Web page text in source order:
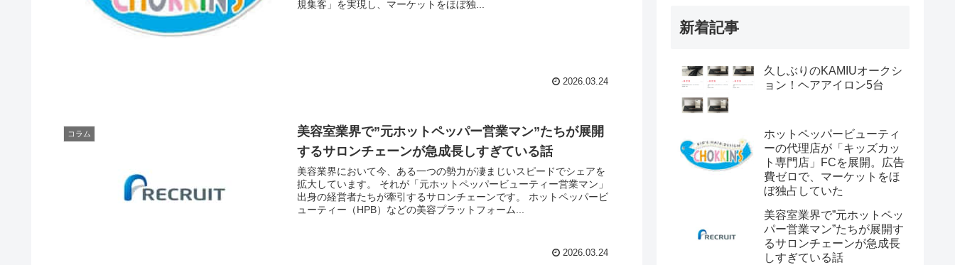
規集客」を実現し、マーケットをほぼ独...
2026.03.24
コラム
美容室業界で”元ホットペッパー営業マン”たちが展開
するサロンチェーンが急成長しすぎている話
美容業界において今、ある一つの勢力が凄まじいスピードでシェアを
拡大しています。 それが「元ホットペッパービューティー営業マン」
出身の経営者たちが牽引するサロンチェーンです。 ホットペッパービ
ューティー（HPB）などの美容プラットフォーム...
2026.03.24
新着記事
久しぶりのKAMIUオークシ
ョン！ヘアアイロン5台
ホットペッパービューティ
ーの代理店が「キッズカッ
ト専門店」FCを展開。広告
費ゼロで、マーケットをほ
ぼ独占していた
美容室業界で”元ホットペッ
パー営業マン”たちが展開す
るサロンチェーンが急成長
しすぎている話